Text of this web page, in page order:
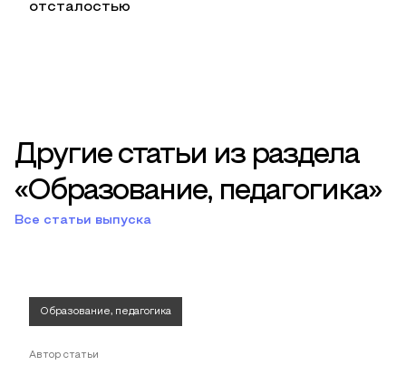
отсталостью
Другие статьи из раздела
«Образование, педагогика»
Все статьи выпуска
Образование, педагогика
Автор статьи